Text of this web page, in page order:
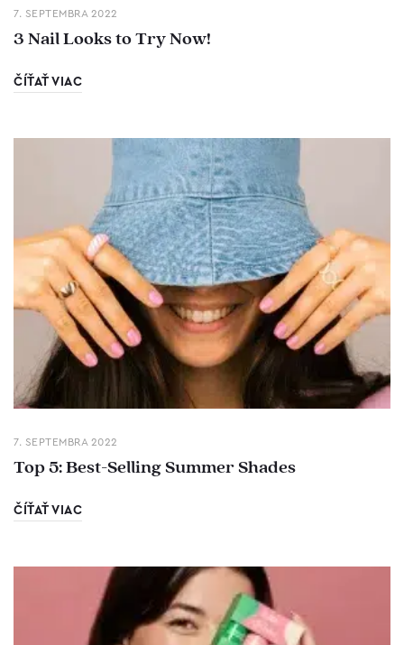
7. SEPTEMBRA 2022
3 Nail Looks to Try Now!
ČÍŤAŤ VIAC
7. SEPTEMBRA 2022
Top 5: Best-Selling Summer Shades
ČÍŤAŤ VIAC